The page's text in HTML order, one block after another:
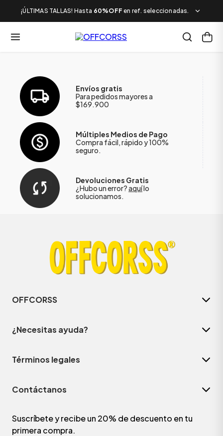
¡ÚLTIMAS TALLAS! Hasta 60%OFF en ref. seleccionadas.
Envíos gratis
Para pedidos mayores a
$169.900
Múltiples Medios de Pago
Compra fácil, rápido y 100%
seguro.
Devoluciones Gratis
¿Hubo un error?aquílo
solucionamos.
OFFCORSS
¿Necesitas ayuda?
Términos legales
Contáctanos
Suscríbete y recibe un 20% de descuento en tu
primera compra.